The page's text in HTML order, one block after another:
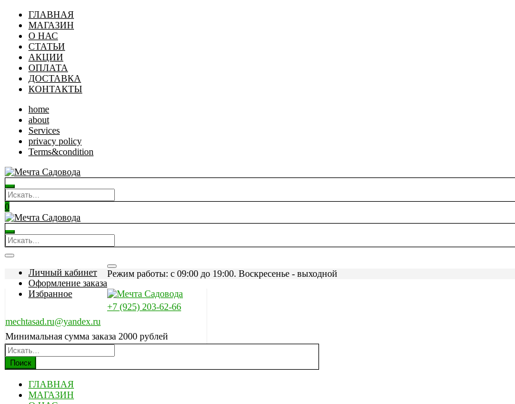
ГЛАВНАЯ
МАГАЗИН
О НАС
СТАТЬИ
АКЦИИ
ОПЛАТА
ДОСТАВКА
КОНТАКТЫ
home
about
Services
privacy policy
Terms&condition
0
Личный кабинет
Оформление заказа
Избранное
Режим работы: c 09:00 до 19:00. Воскресенье - выходной
+7 (925) 203-62-66
mechtasad.ru@yandex.ru
Минимальная сумма заказа 2000 рублей
Поиск
ГЛАВНАЯ
МАГАЗИН